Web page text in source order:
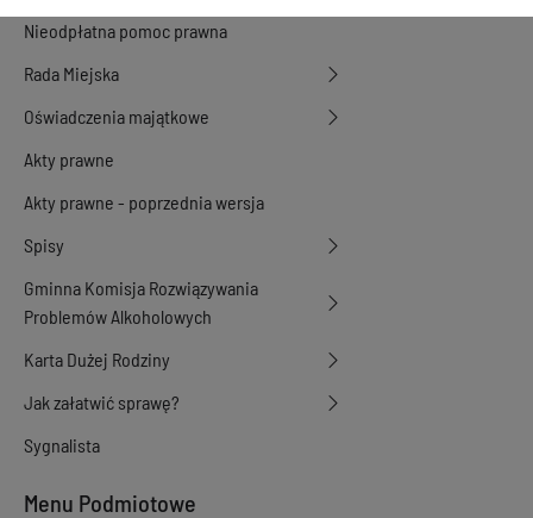
Nieodpłatna pomoc prawna
Rada Miejska
Oświadczenia majątkowe
Akty prawne
Akty prawne - poprzednia wersja
Spisy
Gminna Komisja Rozwiązywania
Problemów Alkoholowych
Karta Dużej Rodziny
Jak załatwić sprawę?
Sygnalista
Menu Podmiotowe